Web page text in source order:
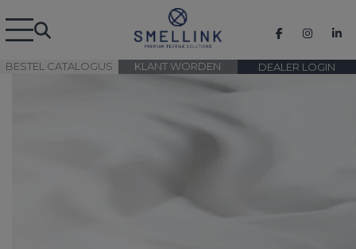
BESTEL CATALOGUS DEALER LOGIN
KLANT WORDEN